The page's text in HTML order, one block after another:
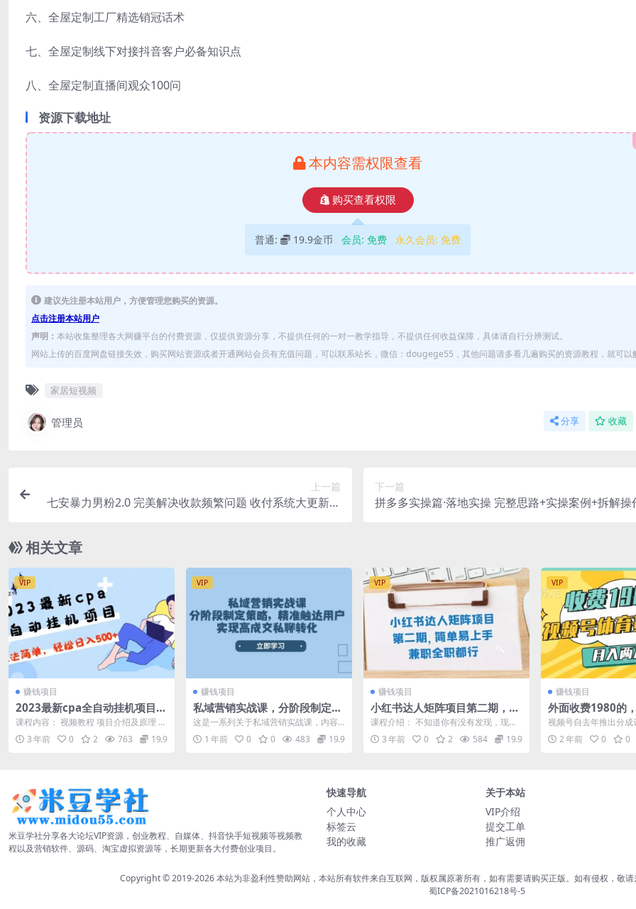
六、全屋定制工厂精选销冠话术
七、全屋定制线下对接抖音客户必备知识点
八、全屋定制直播间观众100问
资源下载地址
本内容需权限查看
购买查看权限
普通: 19.9金币 会员: 免费 永久会员: 免费
建议先注册本站用户，方便管理您购买的资源。
点击注册本站用户
声明： 本站收集整理各大网赚平台的付费资源，仅提供资源分享，不提供任何的一对一教学指导，不提供任何收益保障，具体请自行分辨测试。
网站上传的百度网盘链接失效，购买网站资源或者开通网站会员有充值问题，可以联系站长，微信：dougege55，其他问题请多看几遍购买的资源教程，就可以
家居短视频
管理员 分享 收藏
上一篇
七安暴力男粉2.0 完美解决收款频繁问题 收付系统大更新稳
下一篇
拼多多实操篇·落地实操 完整思路+实操案例+拆解操
相关文章
VIP
赚钱项目
2023最新cpa全自动挂机项目，
玩法简单，轻松日入500+【教
程+软件】
课程内容： 视频教程 项目介绍及原理 项
目介绍.docx Idinst_3.12...
3 年前 0 2 763 19.9
VIP
赚钱项目
私域营销实战课，分阶段制定策
略，精准触达用户，实现高成交
私聊转化
这是一系列关于私域营销实战课，内容
涵盖读懂用户与客户、私域营销策略、
产品介绍与信...
1 年前 0 0 483 19.9
VIP
赚钱项目
小红书达人矩阵项目第二期，简
单易上手，兼职全职都行（11节
课）
课程介绍： 不知道你有没有发现，现在
钱越来越难赚了？ 现实真的是这样吗，
并不是。...
3 年前 0 2 584 19.9
VIP
赚钱项目
外面收费1980的
赛道，混剪玩法
入两万
视频号自去年推出分
上一周年了，这期间
新赛道新玩法...
2 年前 0 0
米豆学社分享各大论坛VIP资源，创业教程、自媒体、抖音快手短视频等视频教
程以及营销软件、源码、淘宝虚拟资源等，长期更新各大付费创业项目。
快速导航
个人中心
标签云
我的收藏
关于本站
VIP介绍
提交工单
推广返佣
Copyright © 2019-2026本站为非盈利性赞助网站，本站所有软件来自互联网，版权属原著所有，如有需要请购买正版。如有侵权，敬
蜀ICP备2021016218号-5